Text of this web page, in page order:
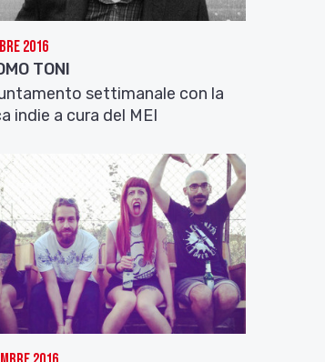
2016
TONI
settimanale con la
indie a cura del MEI